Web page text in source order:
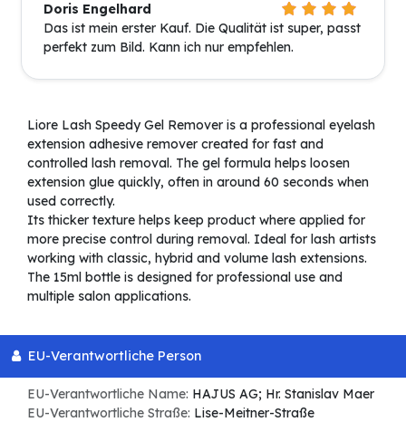
Doris Engelhard
Das ist mein erster Kauf. Die Qualität ist super, passt
perfekt zum Bild. Kann ich nur empfehlen.
Liore Lash Speedy Gel Remover is a professional eyelash
extension adhesive remover created for fast and
controlled lash removal. The gel formula helps loosen
extension glue quickly, often in around 60 seconds when
used correctly.
Its thicker texture helps keep product where applied for
more precise control during removal. Ideal for lash artists
working with classic, hybrid and volume lash extensions.
The 15ml bottle is designed for professional use and
multiple salon applications.
EU-Verantwortliche Person
EU-Verantwortliche Name: HAJUS AG; Hr. Stanislav Maer
EU-Verantwortliche Straße: Lise-Meitner-Straße